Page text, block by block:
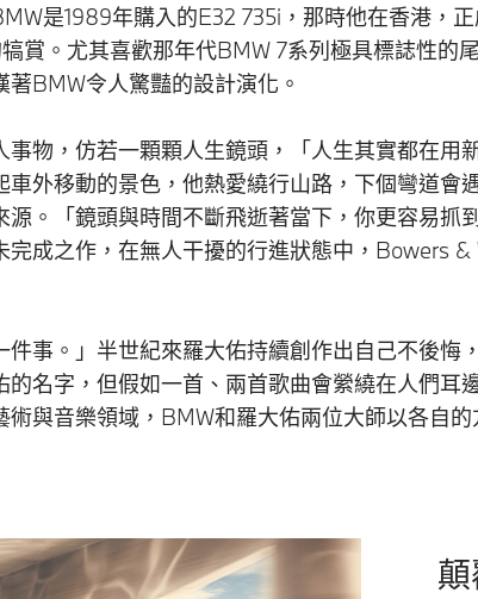
是1989年購入的E32 735i，那時他在香港，
賞。尤其喜歡那年代BMW 7系列極具標誌性的
BMW令人驚豔的設計演化。
物，仿若一顆顆人生鏡頭，「人生其實都在
外移動的景色，他熱愛繞行山路，下個彎道
。「鏡頭與時間不斷飛逝著當下，你更容易抓
成之作，在無人干擾的行進狀態中，Bowers
件事。」半世紀來羅大佑持續創作出自己不後
名字，但假如一首、兩首歌曲會縈繞在人們耳
與音樂領域，BMW和羅大佑兩位大師以各自